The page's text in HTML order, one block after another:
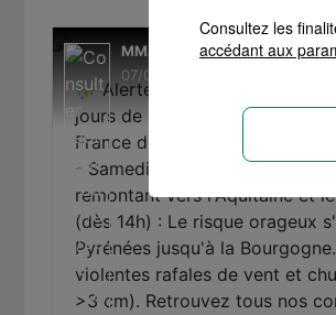
Consultez les
accédant aux